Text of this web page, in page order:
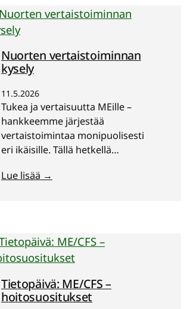
Nuorten vertaistoiminnan
kysely
11.5.2026
Tukea ja vertaisuutta MEille –
hankkeemme järjestää
vertaistoimintaa monipuolisesti
eri ikäisille. Tällä hetkellä
vertaistoimintaa. Teimme lyhyen
vertaistoiminnan suunnitteluun.
Kysely on suunnattu 18–29-
vuotiaille ME/CFS-sairastuneille ja
vastaavista oireista kärsiville
nuorille. Voit vastata kyselyyn
Lue lisää →
Tietopäivä: ME/CFS –
hoitosuositukset